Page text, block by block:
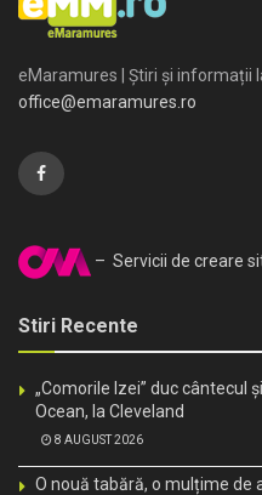
eMaramures | Știri și informații
office@emaramures.ro
– Servicii de creare
Stiri Recente
„Comorile Izei” duc cântecul
Ocean, la Cleveland
8 AUGUST 2026
O nouă tabără, o mulțime de